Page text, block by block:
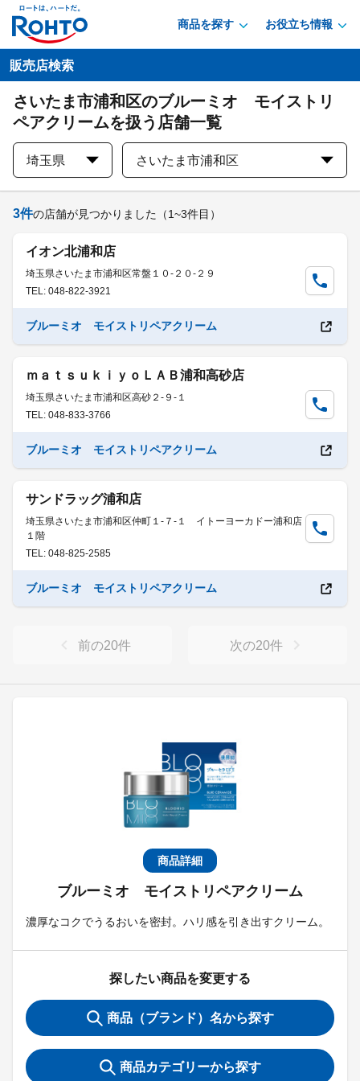
商品を探す お役立ち情報
販売店検索
さいたま市浦和区のブルーミオ モイストリ
ペアクリームを扱う店舗一覧
埼玉県 さいたま市浦和区
商品詳細
ブルーミオ モイストリペアクリーム
濃厚なコクでうるおいを密封。ハリ感を引き出すクリーム。
探したい商品を変更する
商品（ブランド）名から探す
商品カテゴリーから探す
3件の店舗が見つかりました （1~3件目）
イオン北浦和店
埼玉県さいたま市浦和区常盤１０-２０-２９
TEL: 048-822-3921
ブルーミオ モイストリペアクリーム
ｍａｔｓｕｋｉｙｏＬＡＢ浦和高砂店
埼玉県さいたま市浦和区高砂２-９-１
TEL: 048-833-3766
ブルーミオ モイストリペアクリーム
サンドラッグ浦和店
埼玉県さいたま市浦和区仲町１-７-１ イトーヨーカドー浦和店
１階
TEL: 048-825-2585
ブルーミオ モイストリペアクリーム
前の20件 次の20件